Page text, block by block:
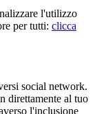
l'utilizzo
per tutti: clicca
social network.
direttamente al tuo
l'inclusione